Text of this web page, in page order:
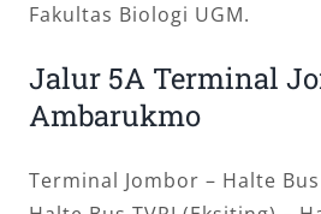
Fakultas Biologi UGM.
Jalur 5A Terminal
Ambarukmo
Terminal Jombor – Halte